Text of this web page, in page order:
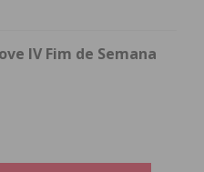
IV Fim de Semana